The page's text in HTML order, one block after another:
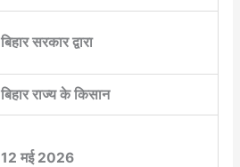
बिहार सरकार द्वारा
बिहार राज्य के किसान
12 मई 2026